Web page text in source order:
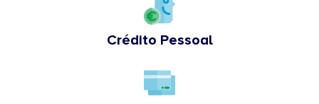
Crédito Pessoal